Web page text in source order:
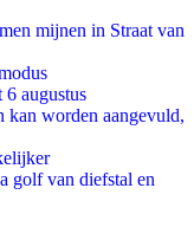
mijnen in Straat van
augustus
kan worden aangevuld,
golf van diefstal en